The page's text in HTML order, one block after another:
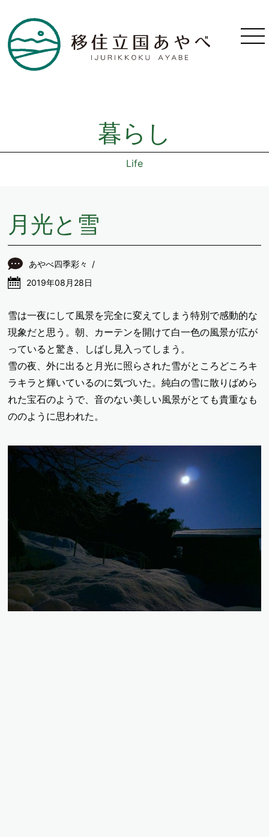
暮らし
Life
月光と雪
あやべ四季彩々
2019年08月28日
雪は一夜にして風景を完全に変えてしまう特別で感動的な
現象だと思う。朝、カーテンを開けて白一色の風景が広が
っていると驚き、しばし見入ってしまう。
雪の夜、外に出ると月光に照らされた雪がところどころキ
ラキラと輝いているのに気づいた。純白の雪に散りばめら
れた宝石のようで、音のない美しい風景がとても貴重なも
ののように思われた。